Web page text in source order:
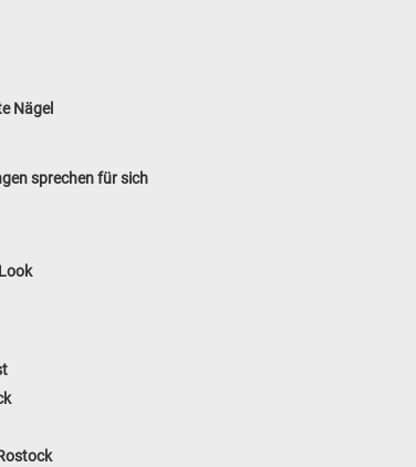
Nägel
sprechen für sich